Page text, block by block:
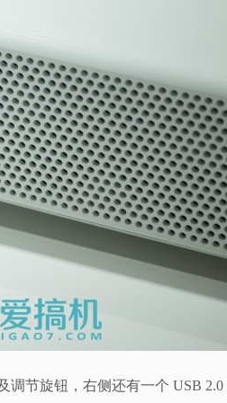
调节旋钮，右侧还有一个 USB